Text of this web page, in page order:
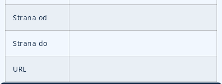
Strana od
Strana do
URL